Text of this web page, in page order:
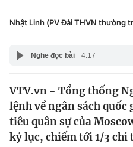
Tin tức
Thế giới đó đây
Câu chuyện quốc tế
Kinh tế
Tài chính
Dữ liệu và đời sống
Giáo dục
Nhật Linh (PV Đài THVN thường
Nghe đọc bài 4:17
VTV.vn - Tổng thống
lệnh về ngân sách
tiêu quân sự của
kỷ lục, chiếm tới 1/3 chi